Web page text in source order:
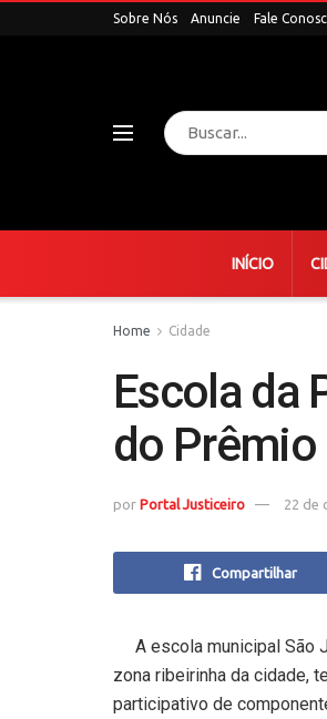
Sobre Nós Anuncie Fale
INÍCIO
Home Cidade
Escola da
do Prêmio
por Portal Justiceiro 22 de
Compartilhar
A escola municipal São
zona ribeirinha da cidade,
participativo de